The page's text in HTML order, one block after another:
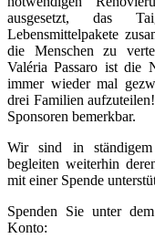
ausgesetzt, das
Lebensmittelpakete
die Menschen zu
Valéria Passaro ist die
immer wieder mal
drei Familien
Sponsoren bemerkbar.
Wir sind in
begleiten weiterhin
mit einer Spende
Spenden Sie unter
Konto: